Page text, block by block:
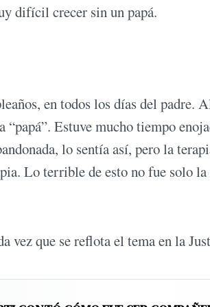
difícil crecer sin un papá.
en todos los días del padre.
“papá”. Estuve mucho tiempo
lo sentía así, pero la
Lo terrible de esto no fue solo
vez que se reflota el tema en la